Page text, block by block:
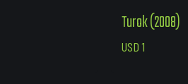
Turok (2008)
USD1